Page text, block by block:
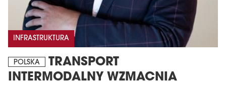
INFRASTRUKTURA
POLSKA
TRANSPORT
INTERMODALNY WZMACNIA